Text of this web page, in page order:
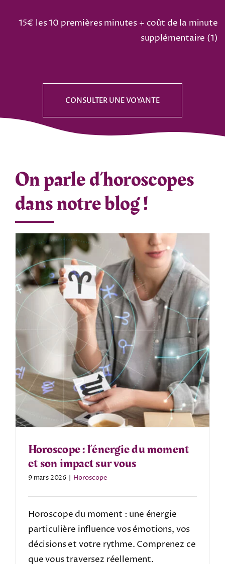
15€ les 10 premières minutes + coût de la minute
supplémentaire (1)
CONSULTER UNE VOYANTE
On parle d’horoscopes
dans notre blog !
Horoscope : l’énergie du moment
et son impact sur vous
9 mars 2026 | Horoscope
Horoscope du moment : une énergie
particulière influence vos émotions, vos
décisions et votre rythme. Comprenez ce
que vous traversez réellement.